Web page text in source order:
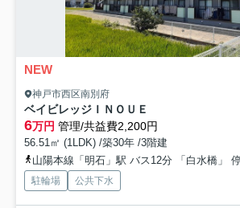
NEW
神戸市西区南別府
ベイビレッジＩＮＯＵＥ
6万円 管理/共益費2,200円
56.51㎡ (1LDK) /築30年 /3階建
山陽本線「明石」駅 バス12分 「白水橋」
駐輪場 公共下水